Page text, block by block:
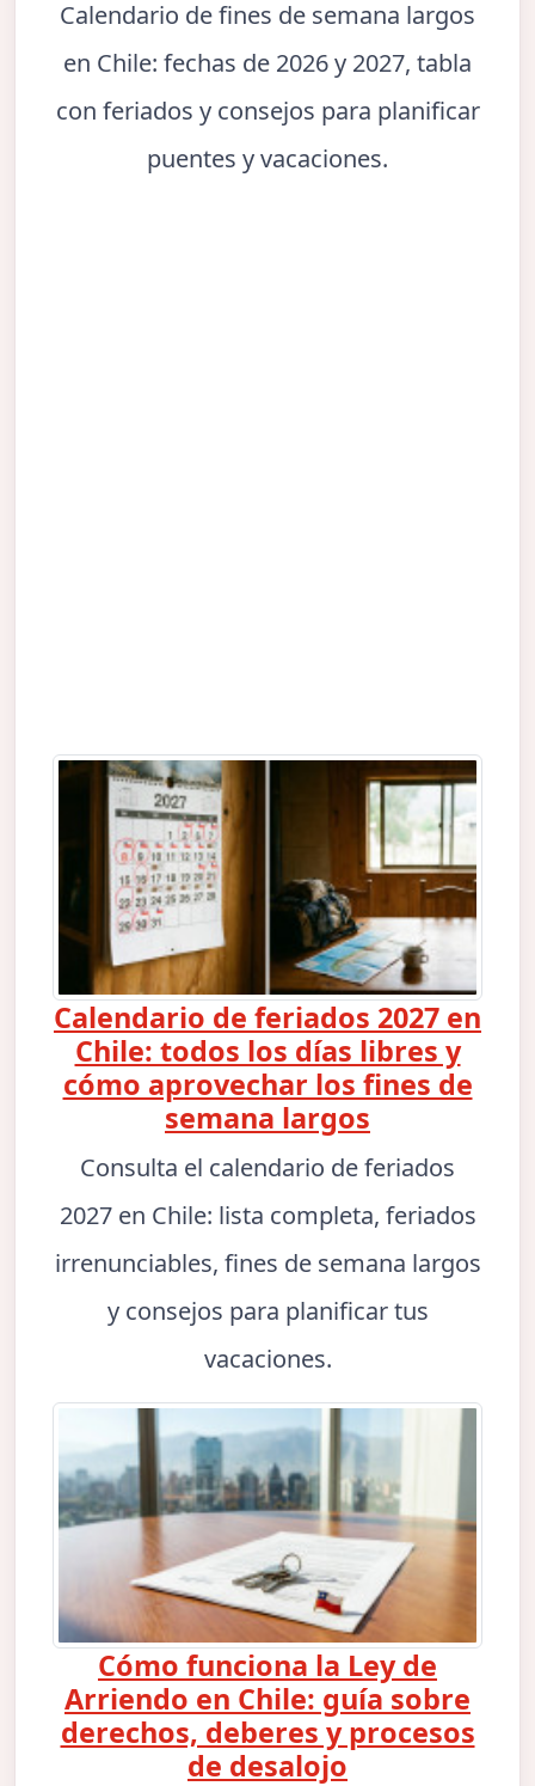
Calendario de fines de semana largos
en Chile: fechas de 2026 y 2027, tabla
con feriados y consejos para planificar
puentes y vacaciones.
Calendario de feriados 2027 en
Chile: todos los días libres y
cómo aprovechar los fines de
semana largos
Consulta el calendario de feriados
2027 en Chile: lista completa, feriados
irrenunciables, fines de semana largos
y consejos para planificar tus
vacaciones.
Cómo funciona la Ley de
Arriendo en Chile: guía sobre
derechos, deberes y procesos
de desalojo